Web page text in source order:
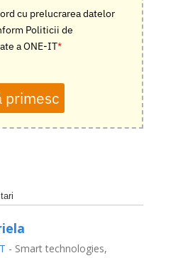
cu prelucrarea datelor
Politicii de
a ONE-IT*
primesc
- Smart technologies,